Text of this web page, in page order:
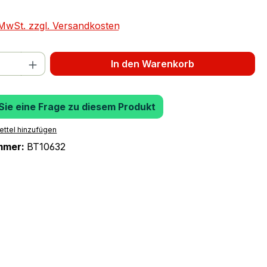
zzgl. Versandkosten
Gib den gewünschten Wert
In den Warenkorb
eine Frage zu diesem Produkt
hinzufügen
BT10632